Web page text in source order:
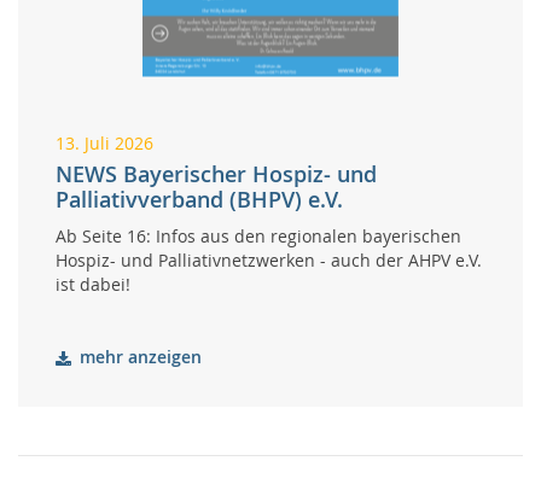
13. Juli 2026
NEWS Bayerischer Hospiz- und
Palliativverband (BHPV) e.V.
Ab Seite 16: Infos aus den regionalen bayerischen
Hospiz- und Palliativnetzwerken - auch der AHPV e.V.
ist dabei!
mehr anzeigen